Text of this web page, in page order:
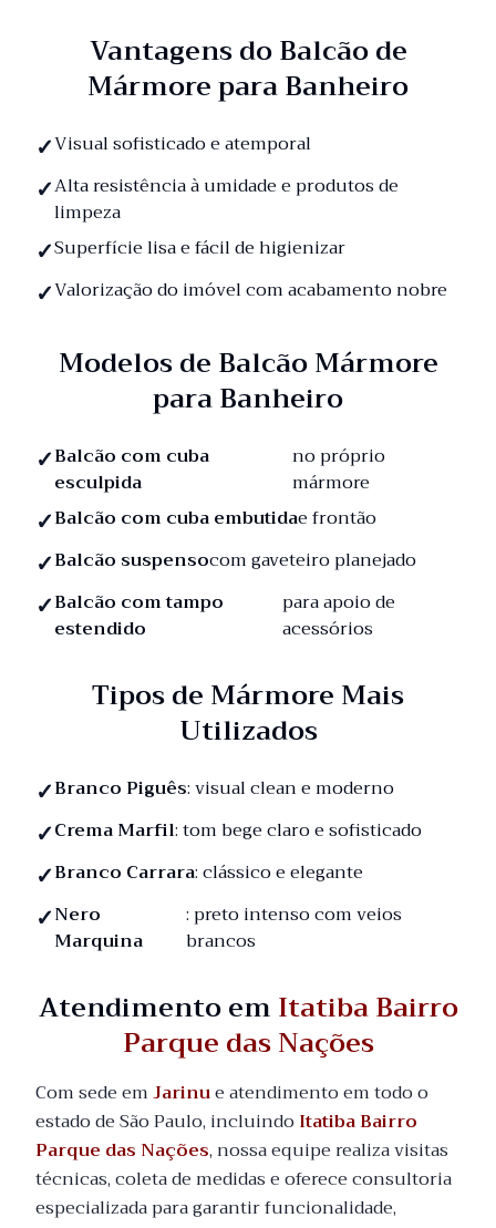
Vantagens do Balcão de
Mármore para Banheiro
Visual sofisticado e atemporal
Alta resistência à umidade e produtos de
limpeza
Superfície lisa e fácil de higienizar
Valorização do imóvel com acabamento nobre
Modelos de Balcão Mármore
para Banheiro
Balcão com cuba
esculpida
no próprio
mármore
Balcão com cuba embutidae frontão
Balcão suspensocom gaveteiro planejado
Balcão com tampo
estendido
para apoio de
acessórios
Tipos de Mármore Mais
Utilizados
Branco Piguês: visual clean e moderno
Crema Marfil: tom bege claro e sofisticado
Branco Carrara: clássico e elegante
Nero
Marquina
: preto intenso com veios
brancos
Atendimento emItatiba Bairro
Parque das Nações
Com sede emJarinue atendimento em todo o
estado de São Paulo, incluindo Itatiba Bairro
Parque das Nações, nossa equipe realiza visitas
técnicas, coleta de medidas e oferece consultoria
especializada para garantir funcionalidade,